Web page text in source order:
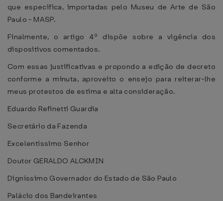
que especifica, importadas pelo Museu de Arte de São
Paulo - MASP.
Finalmente, o artigo 4º dispõe sobre a vigência dos
dispositivos comentados.
Com essas justificativas e propondo a edição de decreto
conforme a minuta, aproveito o ensejo para reiterar-lhe
meus protestos de estima e alta consideração.
Eduardo Refinetti Guardia
Secretário da Fazenda
Excelentíssimo Senhor
Doutor GERALDO ALCKMIN
Digníssimo Governador do Estado de São Paulo
Palácio dos Bandeirantes